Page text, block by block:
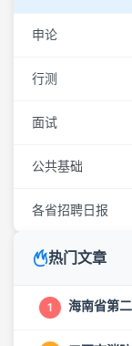
申论
行测
面试
公共基础
各省招聘日报
热门文章
1 海南省第